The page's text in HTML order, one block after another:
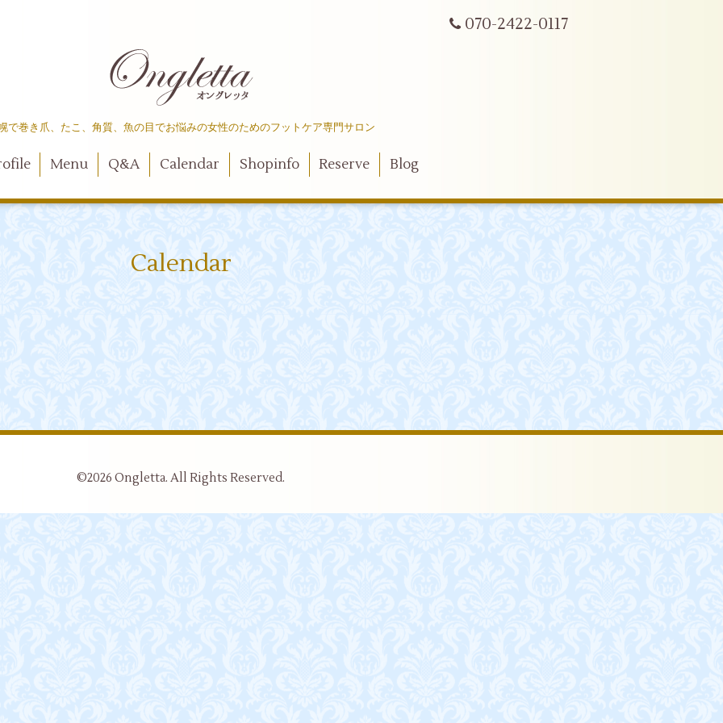
070-2422-0117
で巻き爪、たこ、角質、魚の目でお悩みの女性のためのフットケア専門サロン
Menu Q&A Calendar Shopinfo Reserve Blog
Calendar
©2026 Ongletta. All Rights Reserved.